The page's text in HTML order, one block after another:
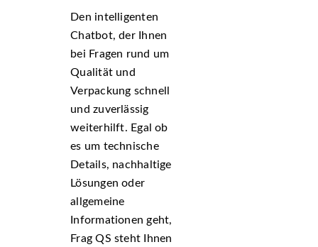
Den intelligenten
Chatbot, der Ihnen
bei Fragen rund um
Qualität und
Verpackung schnell
und zuverlässig
weiterhilft. Egal ob
es um technische
Details, nachhaltige
Lösungen oder
allgemeine
Informationen geht,
Frag QS steht Ihnen